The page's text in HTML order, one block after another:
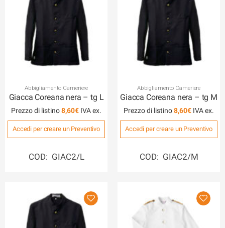
Abbigliamento Cameriere
Giacca Coreana nera – tg L
Prezzo di listino8,60€
Accedi per creare un Preventivo
COD: GIAC2/L
Abbigliamento Cameriere
Giacca Coreana nera – tg M
Prezzo di listino8,60€
Accedi per creare un Preventivo
COD: GIAC2/M